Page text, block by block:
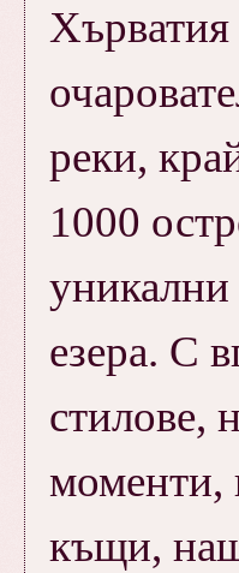
реки,
1000
уникални
езера. С
стилове,
моменти,
къщи,